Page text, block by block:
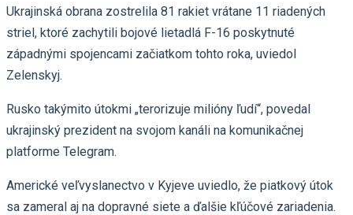
Ukrajinská obrana zostrelila 81 rakiet vrátane 11 riadených
striel, ktoré zachytili bojové lietadlá F-16 poskytnuté
západnými spojencami začiatkom tohto roka, uviedol
Zelenskyj.
Rusko takýmito útokmi „terorizuje milióny ľudí“, povedal
ukrajinský prezident na svojom kanáli na komunikačnej
platforme Telegram.
Americké veľvyslanectvo v Kyjeve uviedlo, že piatkový útok
sa zameral aj na dopravné siete a ďalšie kľúčové zariadenia.